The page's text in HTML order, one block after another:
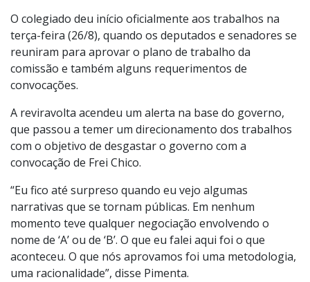
O colegiado deu início oficialmente aos trabalhos na
terça-feira (26/8), quando os deputados e senadores se
reuniram para aprovar o plano de trabalho da
comissão e também alguns requerimentos de
convocações.
A reviravolta acendeu um alerta na base do governo,
que passou a temer um direcionamento dos trabalhos
com o objetivo de desgastar o governo com a
convocação de Frei Chico.
“Eu fico até surpreso quando eu vejo algumas
narrativas que se tornam públicas. Em nenhum
momento teve qualquer negociação envolvendo o
nome de ‘A’ ou de ‘B’. O que eu falei aqui foi o que
aconteceu. O que nós aprovamos foi uma metodologia,
uma racionalidade”, disse Pimenta.